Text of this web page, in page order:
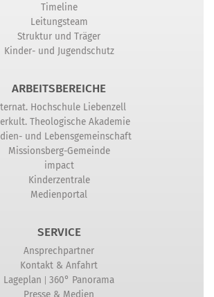
Timeline
Leitungsteam
Struktur und Träger
Kinder- und Jugendschutz
ARBEITSBEREICHE
Hochschule Liebenzell
Theologische Akademie
und Lebensgemeinschaft
Missionsberg-Gemeinde
impact
Kinderzentrale
Medienportal
SERVICE
Ansprechpartner
Kontakt & Anfahrt
Lageplan | 360° Panorama